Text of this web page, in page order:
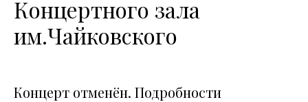
Концертного зала
им.Чайковского
Концерт отменён. Подробности